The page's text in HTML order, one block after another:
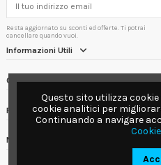
Resta aggiornato su sconti ed offerte. Ti potrai
cancellare quando vuoi.
Informazioni Utili
Contact us
Follow us
Newsletter
Questo sito utilizza
cookie analitici per
Continuando a navigare